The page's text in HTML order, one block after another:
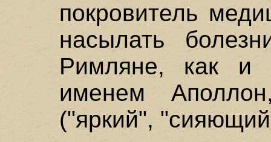
покровитель
насылать
Римляне, как и
именем
("яркий",